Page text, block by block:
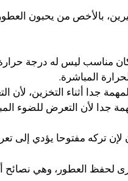
بالأخص من يحبون
مناسب ليس له درجة
المباشرة.
جدا أثناء التخزين،
لأن التعرض للضوء
تركه مفتوحا يؤدي إلى
لحفظ العطور، وهي نصائح